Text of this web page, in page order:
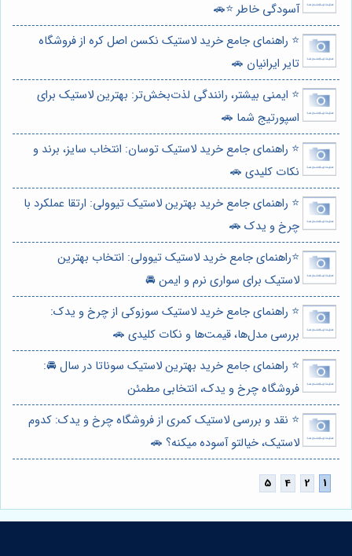
آسودگی خاطر ⭐️🚗
⭐️ راهنمای جامع خرید لاستیک نکسن اصل کره از فروشگاه
تایر ایرانیان 🚗
⭐️ ایمنی بیشتر، رانندگی لذت‌بخش‌تر: بهترین لاستیک برای
اسپورتیج شما 🚗
⭐️ راهنمای جامع خرید لاستیک توسان: انتخاب سایز، برند و
نکات کلیدی 🚗
⭐️ راهنمای جامع خرید بهترین لاستیک تیوولی: ارتقا عملکرد با
چرخ و یدک 🚗
⭐️راهنمای جامع خرید لاستیک تیوولی: انتخاب بهترین
لاستیک برای سواری نرم و ایمن 🚘
⭐️ راهنمای جامع خرید لاستیک سوزوکی از چرخ و یدک:
بررسی مدل‌ها، قیمت‌ها و نکات کلیدی 🚗
⭐️ راهنمای جامع خرید بهترین لاستیک سوناتا در سال 🚘:
فروشگاه چرخ و یدک، انتخابی مطمئن
⭐️ نقد و بررسی لاستیک کمری از فروشگاه چرخ و یدک: کدوم
لاستیک، خیالتو آسوده میکنه؟ 🚗